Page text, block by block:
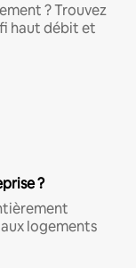
? Trouvez
haut débit et
?
logements